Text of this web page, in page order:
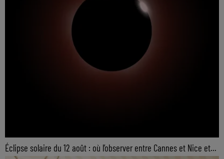
Éclipse solaire du 12 août : où l’observer entre Cannes et Nice et...